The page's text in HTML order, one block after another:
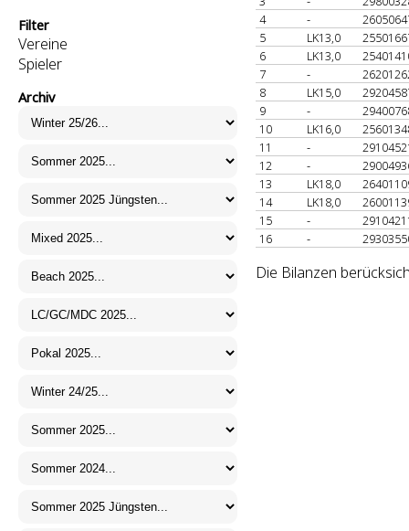
Filter
Vereine
Spieler
Archiv
4
-
5
LK13,0
6
LK13,0
7
-
8
LK15,0
9
-
10
LK16,0
11
-
12
-
13
LK18,0
14
LK18,0
15
-
16
-
Die Bilanzen